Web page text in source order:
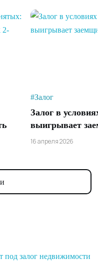
#Залог
Залог в
выигрывает
16 апреля 2026
под залог недвижимости